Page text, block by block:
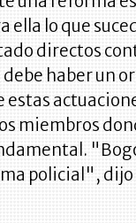
ella lo que
directos
debe haber un
miembros
policial", dijo